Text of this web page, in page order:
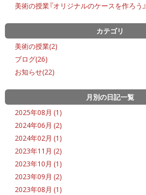
美術の授業『オリジナルのケースを作ろう』
カテゴリ
美術の授業(2)
ブログ(26)
お知らせ(22)
月別の日記一覧
2025年08月 (1)
2024年06月 (2)
2024年02月 (1)
2023年11月 (2)
2023年10月 (1)
2023年09月 (2)
2023年08月 (1)